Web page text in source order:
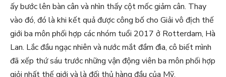
ấy bước lên bàn cân và nhìn thấy cột mốc giảm cân. Thay
vào đó, đó là khi kết quả được công bố cho Giải vô địch thế
giới ba môn phối hợp các nhóm tuổi 2017 ở Rotterdam, Hà
Lan. Lắc đầu ngạc nhiên và nước mắt đầm đìa, cô biết mình
đã xếp thứ sáu trước những vận động viên ba môn phối hợp
giỏi nhất thế giới và là đối thủ hàng đầu của Mỹ.